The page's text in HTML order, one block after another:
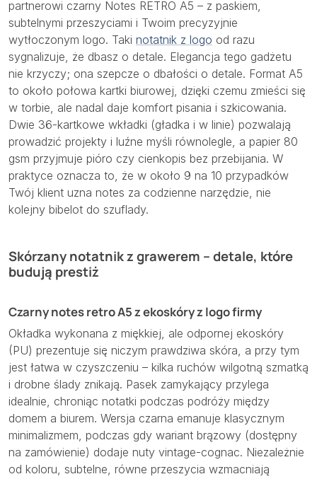
partnerowi czarny Notes RETRO A5 – z paskiem,
subtelnymi przeszyciami i Twoim precyzyjnie
wytłoczonym logo. Taki notatnik z logo od razu
sygnalizuje, że dbasz o detale. Elegancja tego gadżetu
nie krzyczy; ona szepcze o dbałości o detale. Format A5
to około połowa kartki biurowej, dzięki czemu zmieści się
w torbie, ale nadal daje komfort pisania i szkicowania.
Dwie 36-kartkowe wkładki (gładka i w linie) pozwalają
prowadzić projekty i luźne myśli równolegle, a papier 80
gsm przyjmuje pióro czy cienkopis bez przebijania. W
praktyce oznacza to, że w około 9 na 10 przypadków
Twój klient uzna notes za codzienne narzędzie, nie
kolejny bibelot do szuflady.
Skórzany notatnik z grawerem – detale, które
budują prestiż
Czarny notes retro A5 z ekoskóry z logo firmy
Okładka wykonana z miękkiej, ale odpornej ekoskóry
(PU) prezentuje się niczym prawdziwa skóra, a przy tym
jest łatwa w czyszczeniu – kilka ruchów wilgotną szmatką
i drobne ślady znikają. Pasek zamykający przylega
idealnie, chroniąc notatki podczas podróży między
domem a biurem. Wersja czarna emanuje klasycznym
minimalizmem, podczas gdy wariant brązowy (dostępny
na zamówienie) dodaje nuty vintage-cognac. Niezależnie
od koloru, subtelne, równe przeszycia wzmacniają